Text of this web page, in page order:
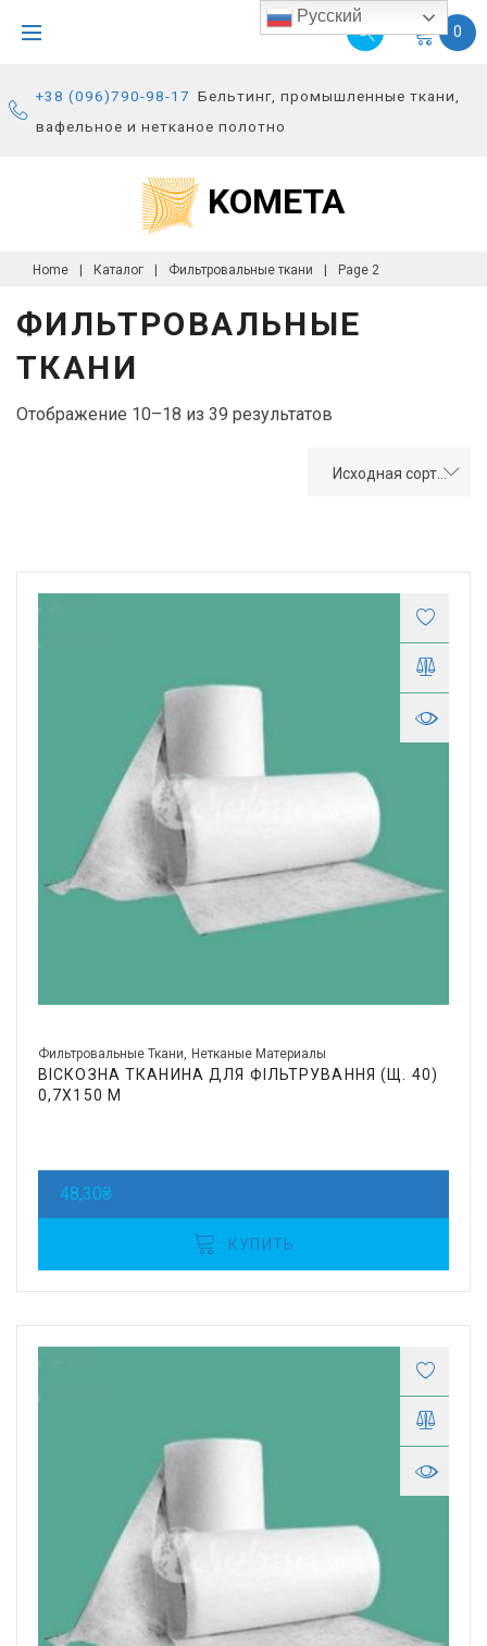
p
0
+38 (096)790-98-17 Бельтинг, промышленные ткани,
вафельное и нетканое полотно
KOMETA
Home Каталог Фильтровальные ткани Page 2
ФИЛЬТРОВАЛЬНЫЕ
ТКАНИ
Отображение 10–18 из 39 результатов
Фильтровальные Ткани Нетканые Материалы
ВІСКОЗНА ТКАНИНА ДЛЯ ФІЛЬТРУВАННЯ (Щ. 40)
0,7Х150 М
48,30₴
КУПИТЬ
Русский